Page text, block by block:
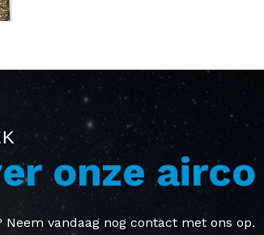
onze
vandaag nog contact met ons op.